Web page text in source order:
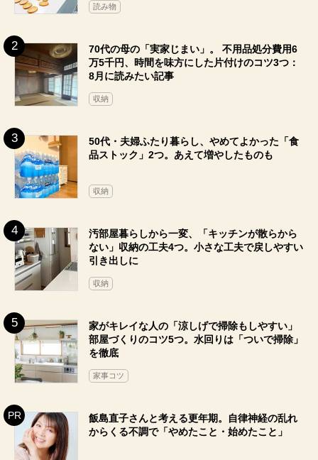
読み物
70代の母の「実家じまい」。 不用品処分費用6
万5千円、時間を味方にした片付けのコツ3つ：
8月に読みたい記事
収納
50代・夫婦ふたり暮らし、やめてよかった「食
品ストック」2つ。あえて増やしたものも
収納
汚部屋暮らしから一変、「キッチンが散らから
ない」収納の工夫4つ。小さな工夫で戻しやすい
引き出しに
収納
家がキレイな人の「涼しげで掃除もしやすい」
部屋づくりのコツ5つ。水回りは「ついで掃除」
を徹底
家事コツ
飯島直子さんと考える更年期。自律神経の乱れ
からくる不調で「やめたこと・始めたこと」